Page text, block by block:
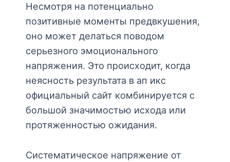
Несмотря на потенциально
позитивные моменты предвкушения,
оно может делаться поводом
серьезного эмоционального
напряжения. Это происходит, когда
неясность результата в ап икс
официальный сайт комбинируется с
большой значимостью исхода или
протяженностью ожидания.
Систематическое напряжение от